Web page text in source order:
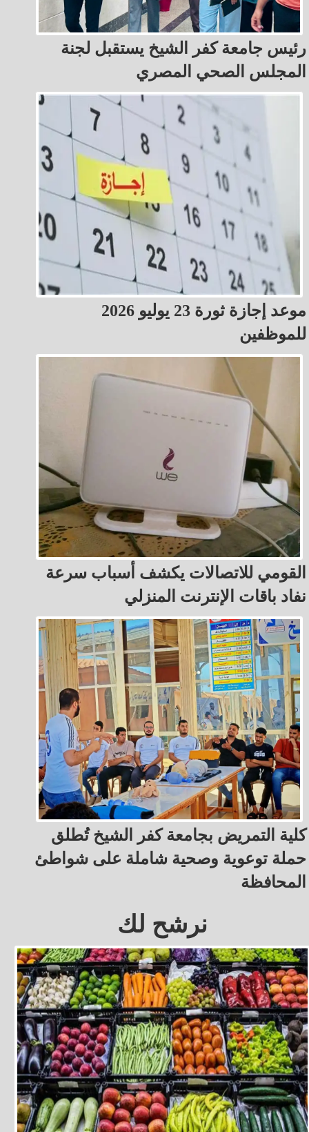
رئيس جامعة كفر الشيخ يستقبل لجنة
المجلس الصحي المصري
موعد إجازة ثورة 23 يوليو 2026
للموظفين
القومي للاتصالات يكشف أسباب سرعة
نفاد باقات الإنترنت المنزلي
كلية التمريض بجامعة كفر الشيخ تُطلق
حملة توعوية وصحية شاملة على شواطئ
المحافظة
نرشح لك